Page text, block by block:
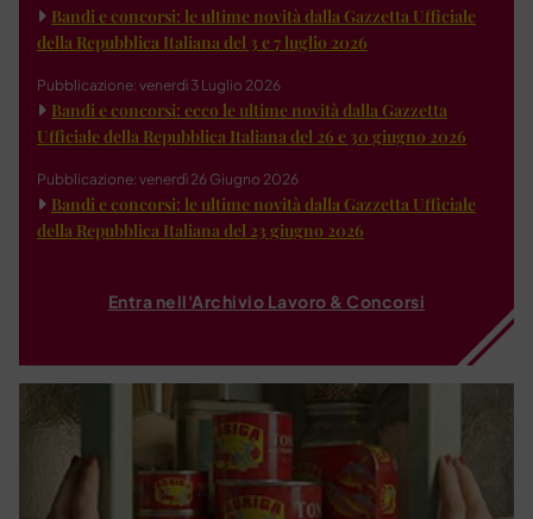
Bandi e concorsi: le ultime novità dalla Gazzetta Ufficiale
della Repubblica Italiana del 3 e 7 luglio 2026
Pubblicazione: venerdì 3 Luglio 2026
Bandi e concorsi: ecco le ultime novità dalla Gazzetta
Ufficiale della Repubblica Italiana del 26 e 30 giugno 2026
Pubblicazione: venerdì 26 Giugno 2026
Bandi e concorsi: le ultime novità dalla Gazzetta Ufficiale
della Repubblica Italiana del 23 giugno 2026
Entra nell'Archivio Lavoro & Concorsi